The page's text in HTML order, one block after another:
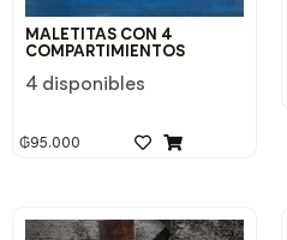
MALETITAS CON 4
COMPARTIMIENTOS
4 disponibles
₲95.000